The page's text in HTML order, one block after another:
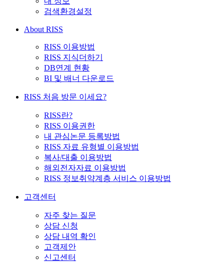
검색환경설정
About RISS
RISS 이용방법
RISS 지식더하기
DB연계 현황
BI 및 배너 다운로드
RISS 처음 방문 이세요?
RISS란?
RISS 이용권한
내 관심논문 등록방법
RISS 자료 유형별 이용방법
복사/대출 이용방법
해외전자자료 이용방법
RISS 정보취약계층 서비스 이용방법
고객센터
자주 찾는 질문
상담 신청
상담 내역 확인
고객제안
신고센터